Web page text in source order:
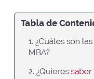
Tabla de
1. ¿Cuáles son
MBA?
2. ¿Quieres saber